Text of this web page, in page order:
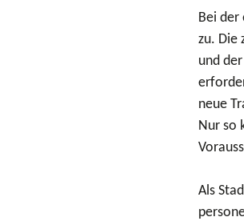
Bei der
zu. Die
und
neue
Nur so
Als